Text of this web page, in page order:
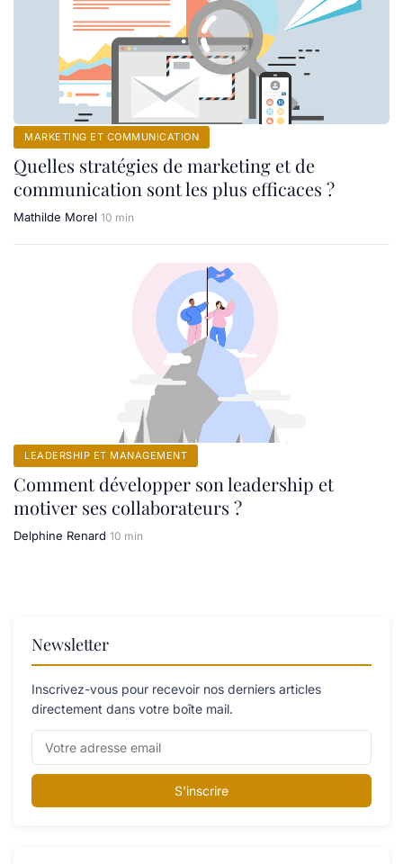
MARKETING ET COMMUNICATION
Quelles stratégies de marketing et de
communication sont les plus efficaces ?
Mathilde Morel 10 min
LEADERSHIP ET MANAGEMENT
Comment développer son leadership et
motiver ses collaborateurs ?
Delphine Renard 10 min
Newsletter
Inscrivez-vous pour recevoir nos derniers articles
directement dans votre boîte mail.
S'inscrire